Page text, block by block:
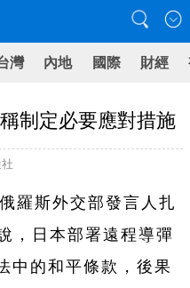
灣 內地 國際 財經
制定必要應對措施
羅斯外交部發言人扎
，日本部署遠程導彈
中的和平條款，後果